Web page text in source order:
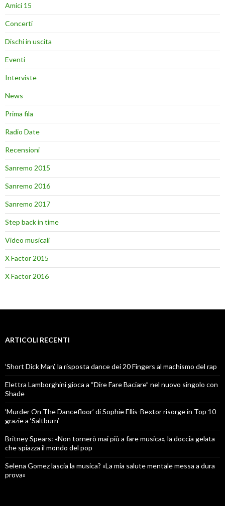
Amici 15
Concerti
Dischi in uscita
Eventi
Interviste
News
Prima fila
Radio Date
Recensioni
Sanremo 2015
Sanremo 2016
Sanremo 2017
Step back in time
Video musicali
X Factor 2015
X Factor 2016
ARTICOLI RECENTI
‘Short Dick Man’, la risposta dance dei 20 Fingers al machismo del rap
Elettra Lamborghini gioca a “Dire Fare Baciare” nel nuovo singolo con
Shade
‘Murder On The Dancefloor’ di Sophie Ellis-Bextor risorge in Top 10
grazie a ‘Saltburn’
Britney Spears: «Non tornerò mai più a fare musica», la doccia gelata
che spiazza il mondo del pop
Selena Gomez lascia la musica? «La mia salute mentale messa a dura
prova»